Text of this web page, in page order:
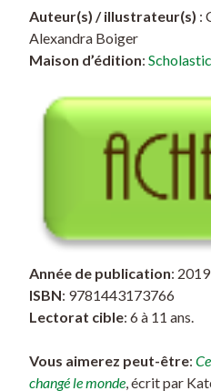
Auteur(s) / illustrateur(s)
Alexandra Boiger
Maison d’édition
: Scholastic